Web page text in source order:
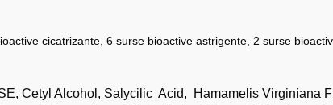
cicatrizante, 6 surse bioactive astrigente, 2 surse
Cetyl Alcohol, Salycilic Acid, Hamamelis Virginiana